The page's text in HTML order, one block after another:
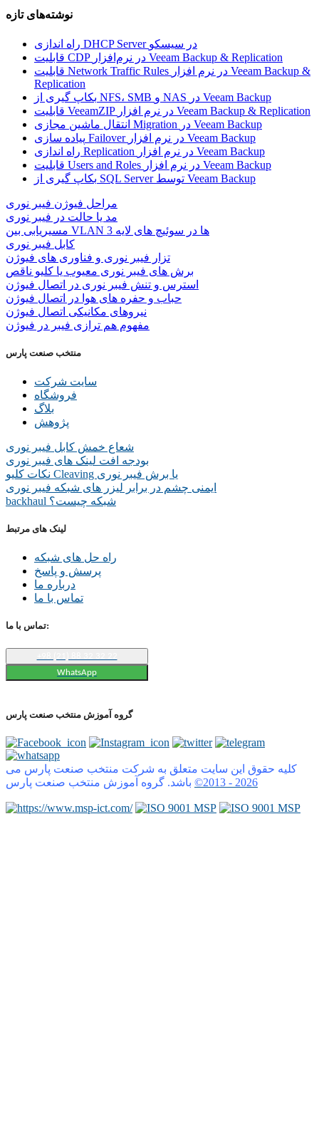
نوشته‌های تازه
راه اندازی DHCP Server در سیسکو
قابلیت CDP در نرم‌افزار Veeam Backup & Replication
قابلیت Network Traffic Rules در نرم افزار Veeam Backup &
Replication
بکاپ گیری از NFS، SMB و NAS در Veeam Backup
قابلیت VeeamZIP در نرم افزار Veeam Backup & Replication
انتقال ماشین مجازی Migration در Veeam Backup
پیاده سازی Failover در نرم افزار Veeam Backup
راه اندازی Replication در نرم افزار Veeam Backup
قابلیت Users and Roles در نرم افزار Veeam Backup
بکاپ گیری از SQL Server توسط Veeam Backup
مراحل فیوژن فیبر نوری
مد یا حالت در فیبر نوری
مسیریابی بین VLAN ها در سوئیچ های لایه 3
کابل فیبر نوری
تزار فیبر نوری و فناوری های فیوژن
برش های فیبر نوری معیوب یا کلیو ناقص
استرس و تنش فیبر نوری در اتصال فیوژن
حباب و حفره‌ های هوا در اتصال فیوژن
نیروهای مکانیکی اتصال فیوژن
مفهوم هم ترازی فیبر در فیوژن
منتخب صنعت پارس
سایت شرکت
فروشگاه
بلاگ
پژوهش
شعاع خمش کابل فیبر نوری
بودجه افت لینک های فیبر نوری
نکات کلیو Cleaving یا برش فیبر نوری
ایمنی چشم در برابر لیزر های شبکه فیبر نوری
backhaul شبکه چیست؟
لینک های مرتبط
راه حل های شبکه
پرسش و پاسخ
درباره ما
تماس با ما
تماس با ما:
WhatsApp
گروه آموزش منتخب صنعت پارس
کلیه حقوق این سایت متعلق به شرکت منتخب صنعت پارس می
©2013 - 2026